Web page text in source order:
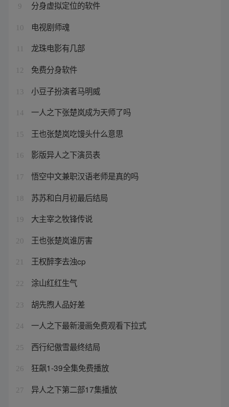
9 分身虚拟定位的软件
10 电视剧师魂
龙珠电影有几部
12 免费分身软件
13 小豆子扮演者马明威
14 一人之下张楚岚成为天师了吗
15 王也张楚岚吃馒头什么意思
16 影版异人之下演员表
17 悟空中文兼职汉语老师是真的吗
18 苏苏和白月初最后结局
19 大主宰之牧锋传说
20 王也张楚岚谁厉害
21 王权醉李去浊cp
22 涂山红红生气
23 胡先煦人品好差
24 一人之下最新漫画免费观看下拉式
25 西行纪傲雪最终结局
26 狂飙1-39全集免费播放
27 异人之下第二部17集播放